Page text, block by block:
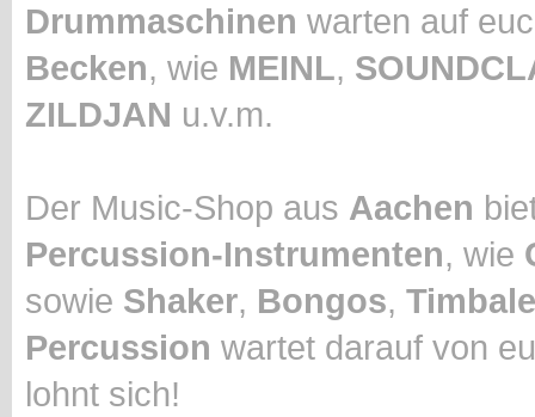
Drummaschinen warten auf
Becken, wie MEINL,
ZILDJAN u.v.m.
Der Music-Shop aus Aachen
Percussion-Instrumenten, wie
sowie Shaker, Bongos,
Percussion wartet darauf von
lohnt sich!